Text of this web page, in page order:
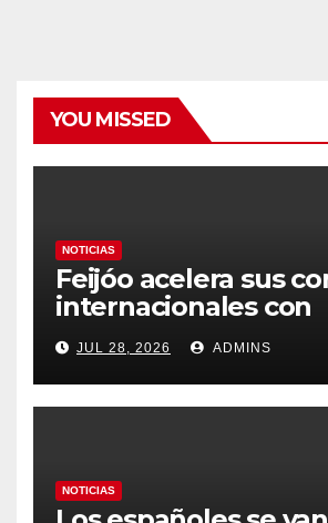
YOU MISSED
NOTICIAS
Feijóo acelera sus
internacionales con
Latinoamérica como
prioritario en su
gobierno
JUL 28, 2026 ADMINS
NOTICIAS